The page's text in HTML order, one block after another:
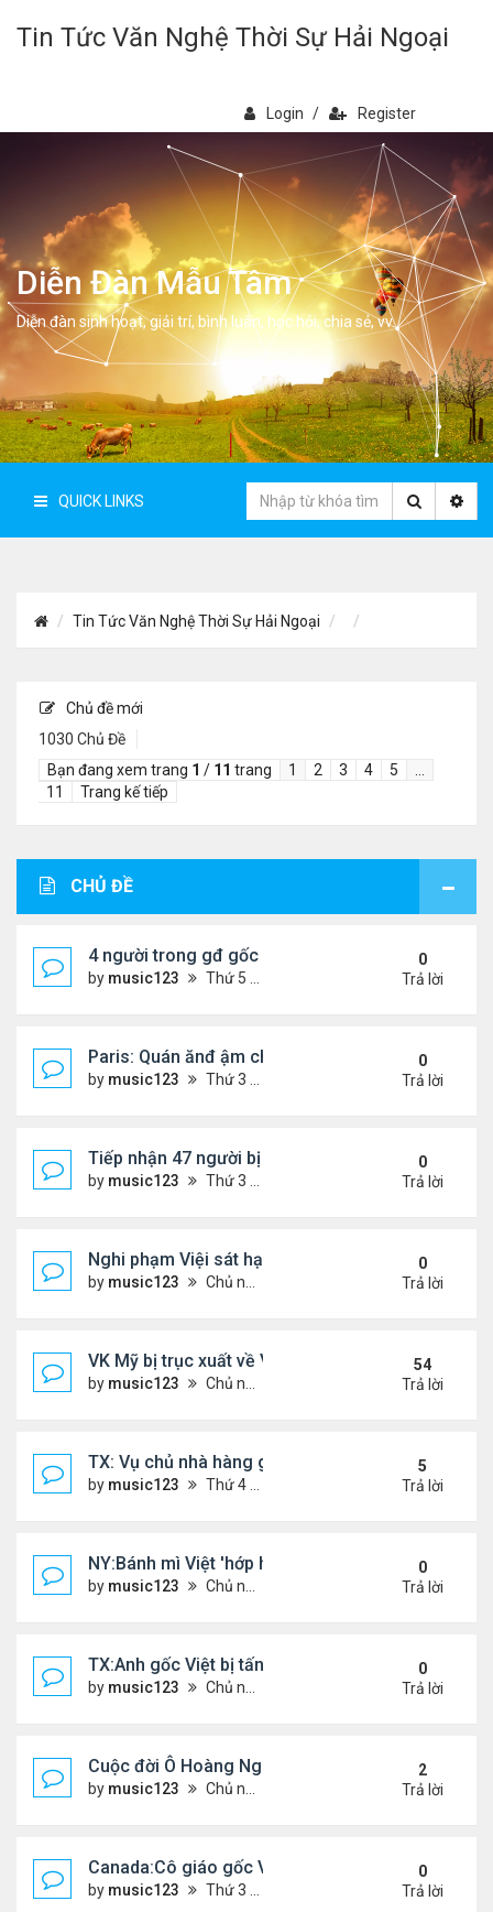
Tin Tức Văn Nghệ Thời Sự Hải Ngoại
Login / Register
Diễn Đàn Mẫu Tâm
Diễn đàn sinh hoạt, giải trí, bình luân, học hỏi, chia sẻ, vv.
QUICK LINKS
Tin Tức Văn Nghệ Thời Sự Hải Ngoại
Chủ đề mới
1030 Chủ Đề
Bạn đang xem trang 1 / 11 trang 1 2 3 4 5
11
Trang kế tiếp
CHỦ ĐỀ
4 người trong gđ gốc Việt thiệt mạng vì tai nạn xe
by music123 Thứ 5 Tháng 8 06, 2026 4:06 pm
0
Trả lời
Paris: Quán ănđ ậm chất Việt đông kín khách chờ
by music123 Thứ 3 Tháng 8 04, 2026 5:31 pm
0
Trả lời
Tiếp nhận 47 người bị Mỹ trục xuất, Công an
by music123 Thứ 3 Tháng 8 04, 2026 5:09 pm
0
Trả lời
Nghi phạm Việi sát hại cụ bà 91 tuổi, phi tang xác
by music123 Chủ nhật Tháng 8 02, 2026 6:14 pm
0
Trả lời
VK Mỹ bị trục xuất về VN sống ra sao
by music123 Chủ nhật Tháng 6 21, 2026 7:33 pm
54
Trả lời
TX: Vụ chủ nhà hàng gốc Việt cùng hai con bị
by music123 Thứ 4 Tháng 5 06, 2026 4:53 am
5
Trả lời
NY:Bánh mì Việt 'hớp hồn' thực khách Mỹ
by music123 Chủ nhật Tháng 7 26, 2026 4:58 pm
0
Trả lời
TX:Anh gốc Việt bị tấn công dã man, khó qua khỏi
by music123 Chủ nhật Tháng 7 26, 2026 4:24 pm
0
Trả lời
Cuộc đời Ô Hoàng Ngành Nails Tại Mỹ
by music123 Chủ nhật Tháng 7 26, 2026 4:17 pm
2
Trả lời
Canada:Cô giáo gốc Việt bị chồng sát hại
by music123 Thứ 3 Tháng 7 21, 2026 4:56 pm
0
Trả lời